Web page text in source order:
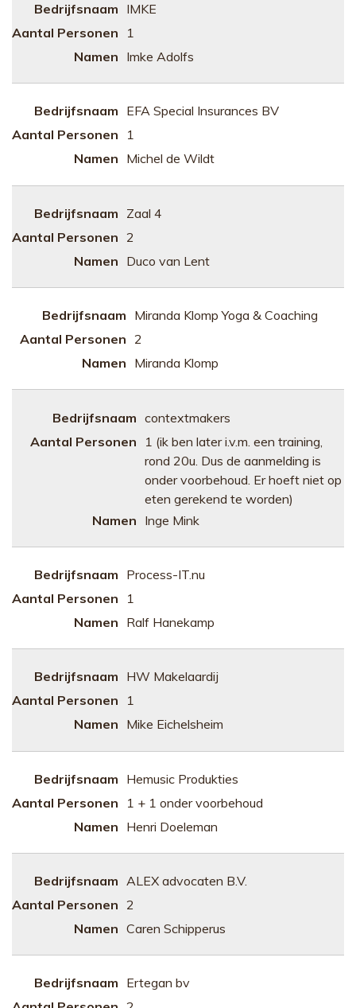
IMKE
1
Imke Adolfs
EFA Special Insurances BV
1
Michel de Wildt
Zaal 4
2
Duco van Lent
Miranda Klomp Yoga & Coaching
2
Miranda Klomp
contextmakers
1 (ik ben later i.v.m. een training,
rond 20u. Dus de aanmelding is
onder voorbehoud. Er hoeft niet op
eten gerekend te worden)
Inge Mink
Process-IT.nu
1
Ralf Hanekamp
HW Makelaardij
1
Mike Eichelsheim
Hemusic Produkties
1 + 1 onder voorbehoud
Henri Doeleman
ALEX advocaten B.V.
2
Caren Schipperus
Ertegan bv